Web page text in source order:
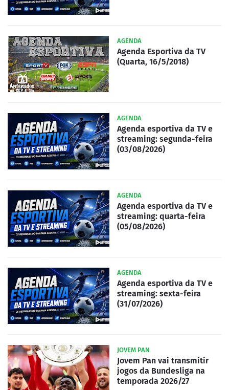
AGENDA
Agenda Esportiva da TV
(Quarta, 16/5/2018)
AGENDA
Agenda esportiva da TV e
streaming: segunda-feira
(03/08/2026)
AGENDA
Agenda esportiva da TV e
streaming: quarta-feira
(05/08/2026)
AGENDA
Agenda esportiva da TV e
streaming: sexta-feira
(31/07/2026)
JOVEM PAN
Jovem Pan vai transmitir
jogos da Bundesliga na
temporada 2026/27